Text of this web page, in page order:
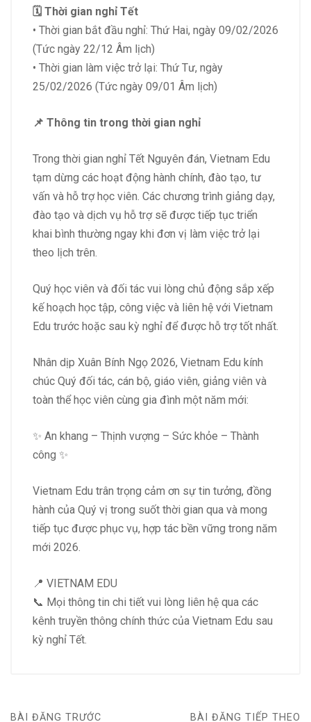
🗓️ Thời gian nghỉ Tết
• Thời gian bắt đầu nghỉ: Thứ Hai, ngày 09/02/2026
(Tức ngày 22/12 Âm lịch)
• Thời gian làm việc trở lại: Thứ Tư, ngày
25/02/2026 (Tức ngày 09/01 Âm lịch)
📌 Thông tin trong thời gian nghỉ
Trong thời gian nghỉ Tết Nguyên đán, Vietnam Edu
tạm dừng các hoạt động hành chính, đào tạo, tư
vấn và hỗ trợ học viên. Các chương trình giảng dạy,
đào tạo và dịch vụ hỗ trợ sẽ được tiếp tục triển
khai bình thường ngay khi đơn vị làm việc trở lại
theo lịch trên.
Quý học viên và đối tác vui lòng chủ động sắp xếp
kế hoạch học tập, công việc và liên hệ với Vietnam
Edu trước hoặc sau kỳ nghỉ để được hỗ trợ tốt nhất.
Nhân dịp Xuân Bính Ngọ 2026, Vietnam Edu kính
chúc Quý đối tác, cán bộ, giáo viên, giảng viên và
toàn thể học viên cùng gia đình một năm mới:
✨ An khang – Thịnh vượng – Sức khỏe – Thành
công ✨
Vietnam Edu trân trọng cảm ơn sự tin tưởng, đồng
hành của Quý vị trong suốt thời gian qua và mong
tiếp tục được phục vụ, hợp tác bền vững trong năm
mới 2026.
📍 VIETNAM EDU
📞 Mọi thông tin chi tiết vui lòng liên hệ qua các
kênh truyền thông chính thức của Vietnam Edu sau
kỳ nghỉ Tết.
BÀI ĐĂNG TRƯỚC BÀI ĐĂNG TIẾP THEO